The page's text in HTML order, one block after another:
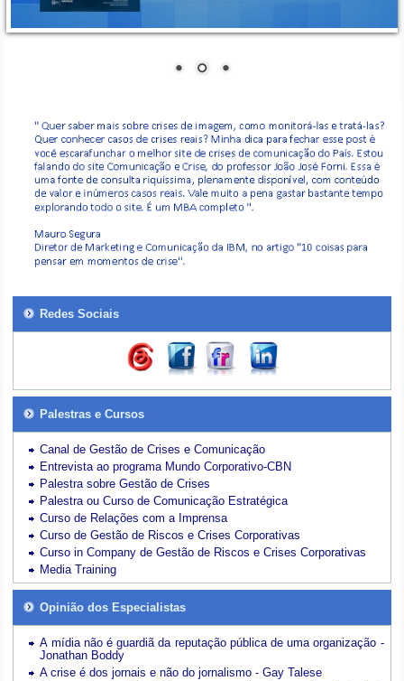
Redes Sociais
Palestras e Cursos
Canal de Gestão de Crises e Comunicação
Entrevista ao programa Mundo Corporativo-CBN
Palestra sobre Gestão de Crises
Palestra ou Curso de Comunicação Estratégica
Curso de Relações com a Imprensa
Curso de Gestão de Riscos e Crises Corporativas
Curso in Company de Gestão de Riscos e Crises Corporativas
Media Training
Opinião dos Especialistas
A mídia não é guardiã da reputação pública de uma organização -
Jonathan Boddy
A crise é dos jornais e não do jornalismo - Gay Talese